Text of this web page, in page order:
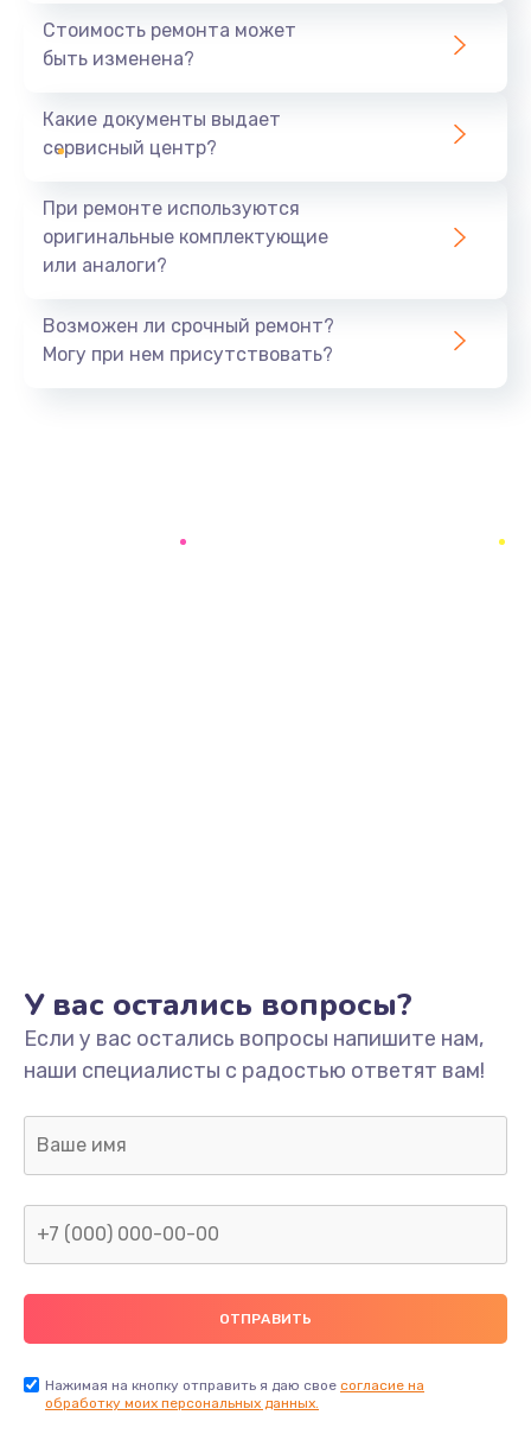
1440 руб.
Ремонт южного моста
Замена батарейки BIOS
Заказать
Замена/Pемонт карбюратора
1300 руб.
Заказать
Ремонт капиллярной трубки
400 руб.
Заказать
Стоимость ремонта может
быть изменена?
Какие документы выдает
сервисный центр?
При ремонте используются
оригинальные комплектующие
или аналоги?
Возможен ли срочный ремонт?
Могу при нем присутствовать?
У вас остались вопросы?
Если у вас остались вопросы напишите нам,
наши специалисты с радостью ответят вам!
Нажимая на кнопку отправить я даю свое согласие на
обработку моих персональных данных.